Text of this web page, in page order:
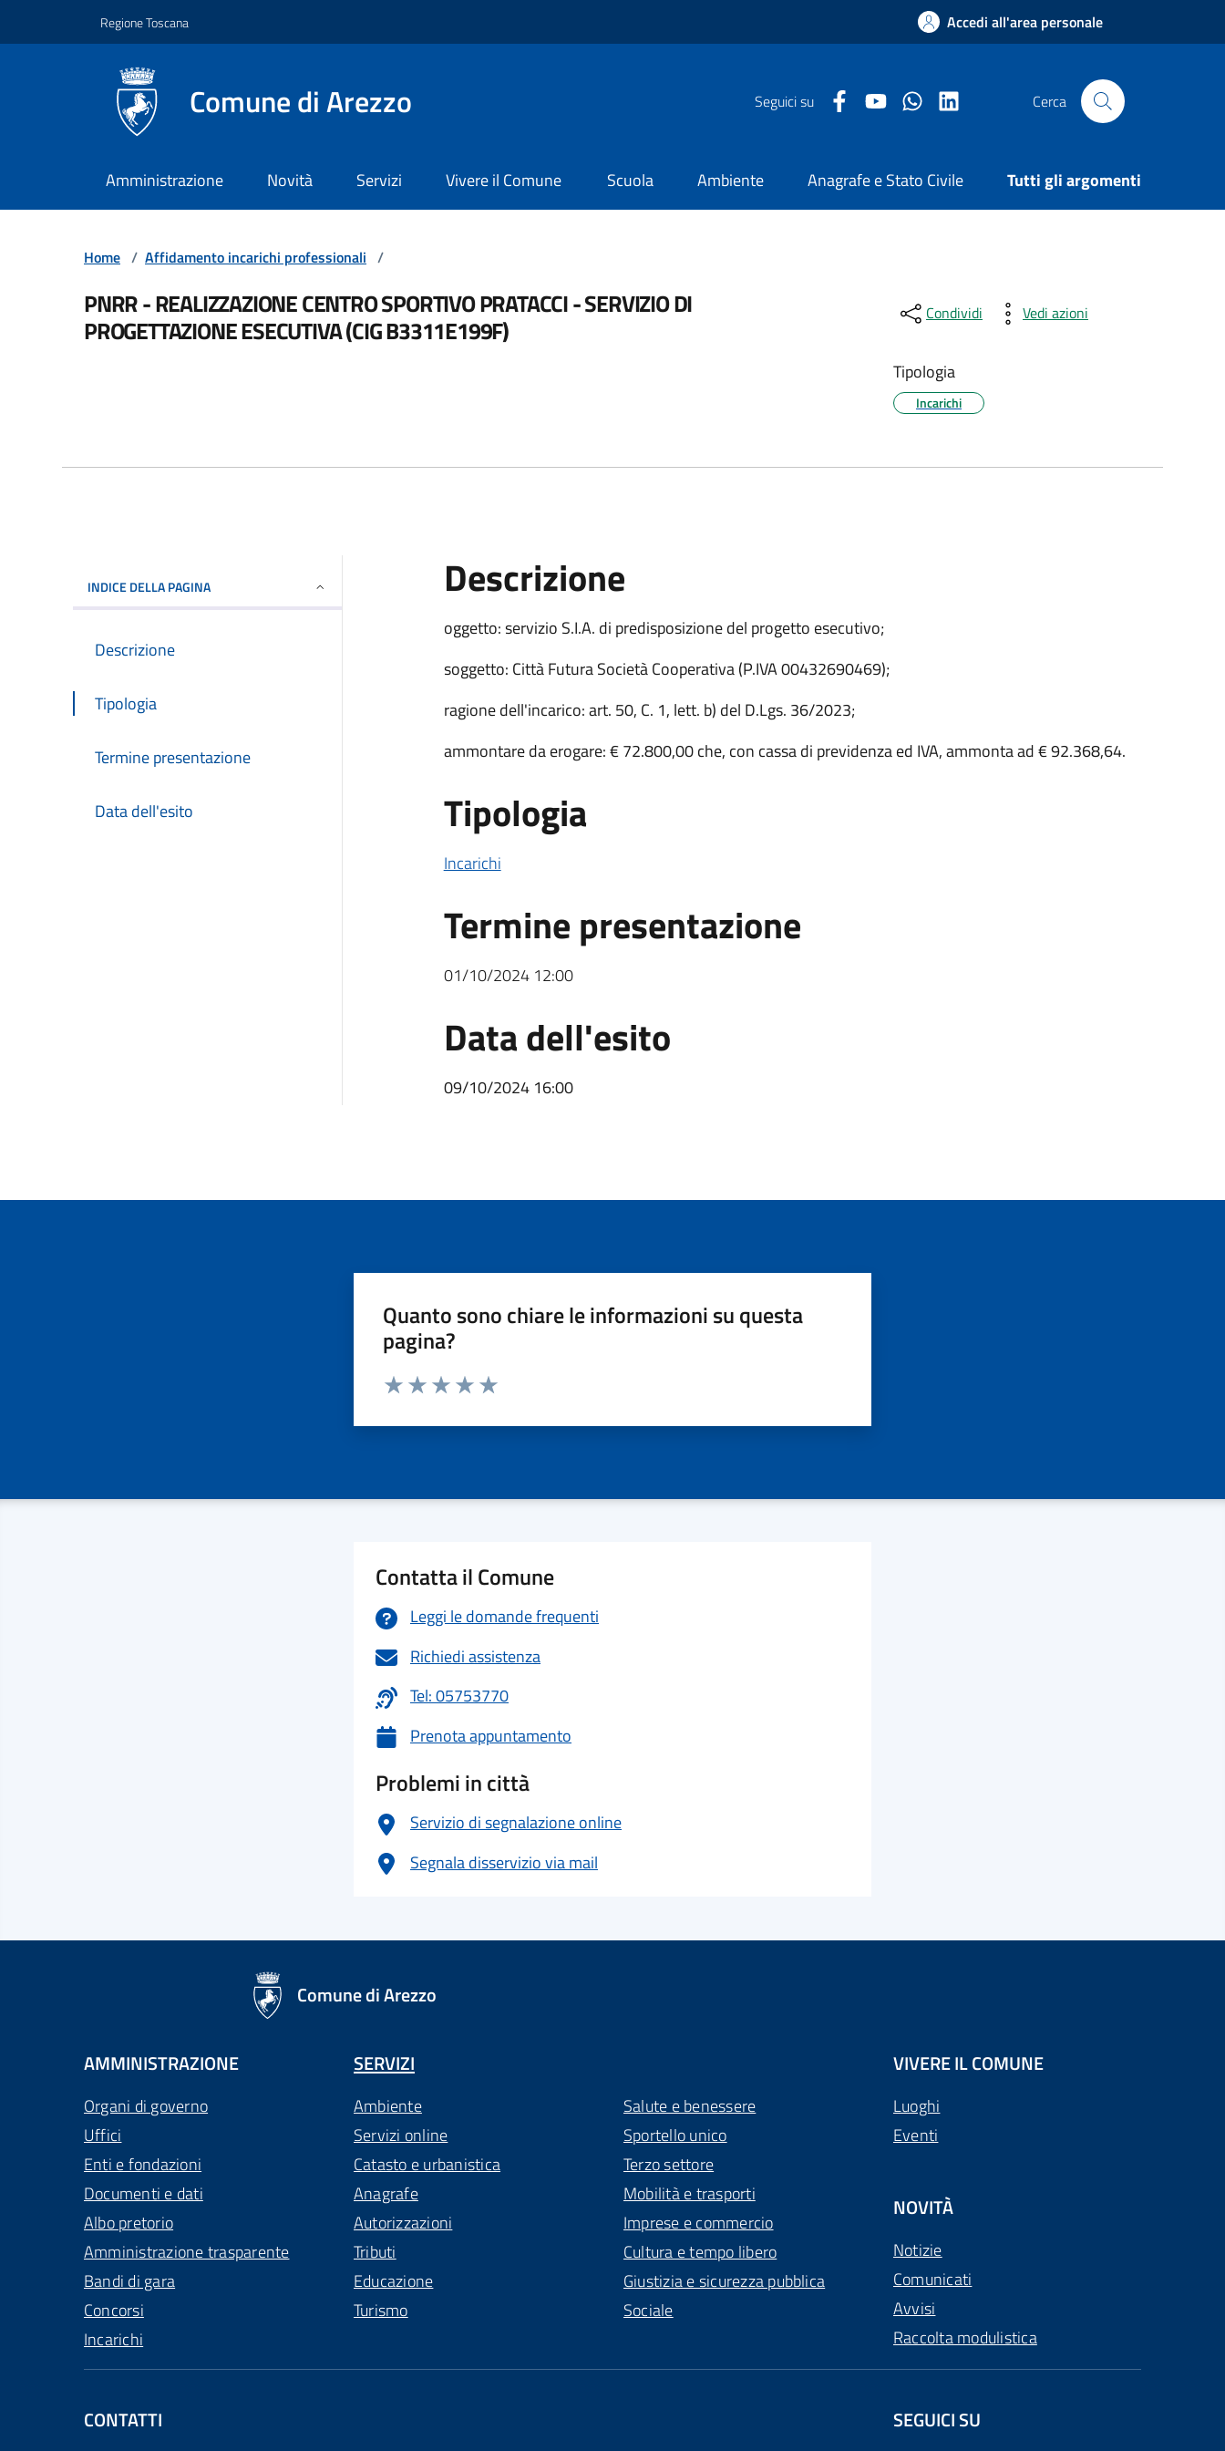
Regione Toscana Accedi all'area personale
Comune di Arezzo Seguici su Facebook Comune di Arezzo
Youtube Comune di Arezzo
Twitter Comune di Arezzo
LinkedIn Comune di Arezzo
Cerca
Amministrazione Novità Servizi Vivere il Comune Scuola Ambiente Anagrafe e Stato Civile Tutti gli argomenti
Home / Affidamento incarichi professionali /
PNRR - REALIZZAZIONE CENTRO SPORTIVO PRATACCI - SERVIZIO DI
PROGETTAZIONE ESECUTIVA (CIG B3311E199F) Condividi Vedi azioni
Tipologia
Incarichi
INDICE DELLA PAGINA
Descrizione
Tipologia
Termine presentazione
Data dell'esito
Descrizione
Descrizione Bando
oggetto: servizio S.I.A. di predisposizione del progetto esecutivo;
soggetto: Città Futura Società Cooperativa (P.IVA 00432690469);
ragione dell'incarico: art. 50, C. 1, lett. b) del D.Lgs. 36/2023;
ammontare da erogare: € 72.800,00 che, con cassa di previdenza ed IVA, ammonta ad € 92.368,64.
Tipologia
Incarichi
Termine presentazione
01/10/2024 12:00
Data dell'esito
09/10/2024 16:00
Quanto sono chiare le informazioni su questa
pagina?
Valuta da 1 a 5 stelle la pagina
Contatta il Comune
Leggi le domande frequenti
Richiedi assistenza
Tel: 05753770
Prenota appuntamento
Problemi in città
Servizio di segnalazione online
Segnala disservizio via mail
Comune di Arezzo
AMMINISTRAZIONE
Organi di governo
Uffici
Enti e fondazioni
Documenti e dati
Albo pretorio
Amministrazione trasparente
Bandi di gara
Concorsi
Incarichi
SERVIZI
Ambiente
Servizi online
Catasto e urbanistica
Anagrafe
Autorizzazioni
Tributi
Educazione
Turismo
Salute e benessere
Sportello unico
Terzo settore
Mobilità e trasporti
Imprese e commercio
Cultura e tempo libero
Giustizia e sicurezza pubblica
Sociale
VIVERE IL COMUNE
Luoghi
Eventi
NOVITÀ
Notizie
Comunicati
Avvisi
Raccolta modulistica
CONTATTI SEGUICI SU